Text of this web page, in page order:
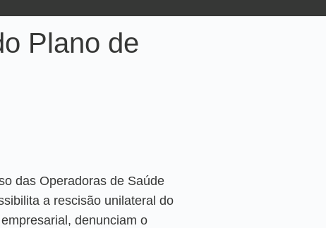
Plano de
das Operadoras de Saúde
a rescisão unilateral do
denunciam o